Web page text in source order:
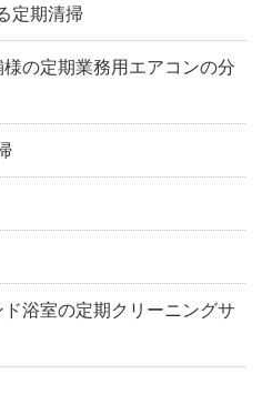
定期清掃
の定期業務用エアコンの分
浴室の定期クリーニングサ